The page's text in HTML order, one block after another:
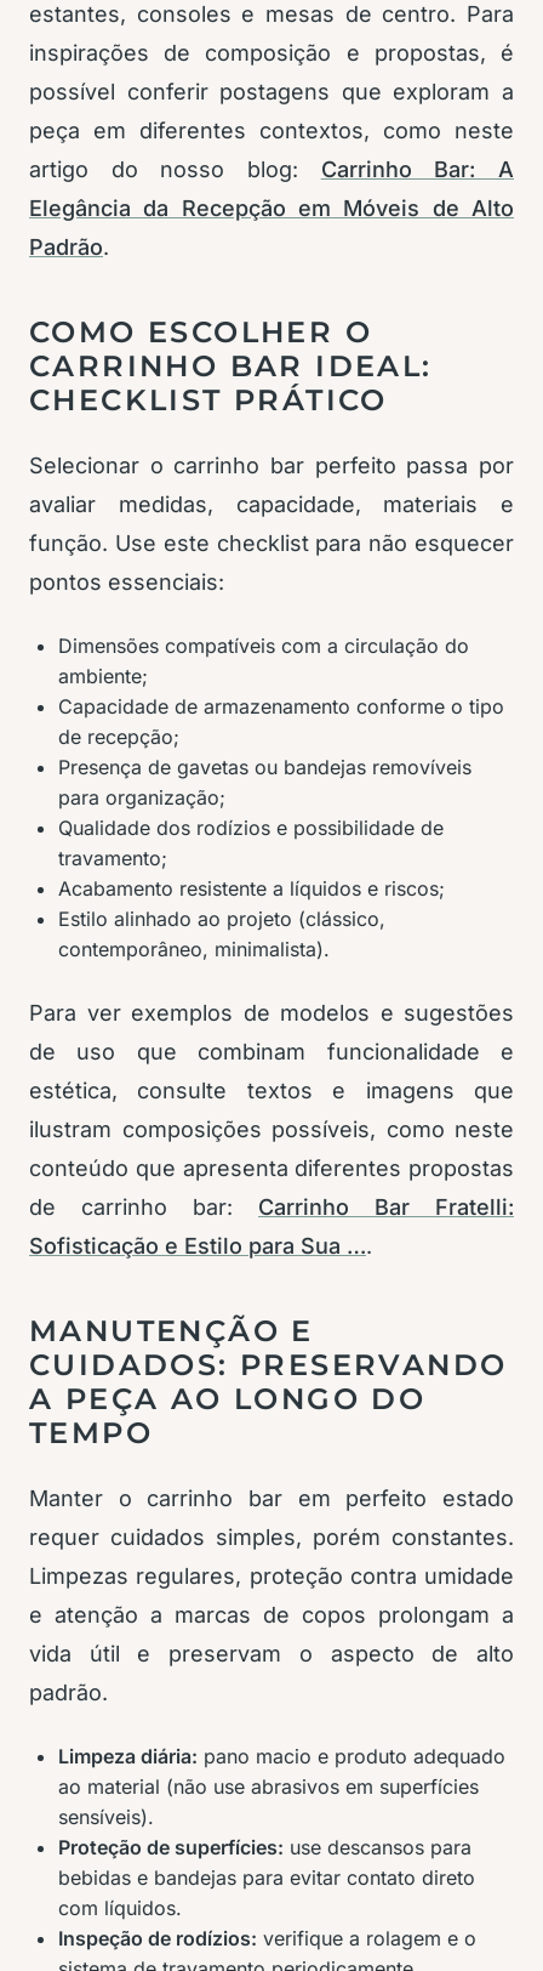
estantes, consoles e mesas de centro. Para
inspirações de composição e propostas, é
possível conferir postagens que exploram a
peça em diferentes contextos, como neste
artigo do nosso blog: Carrinho Bar: A
Elegância da Recepção em Móveis de Alto
Padrão.
COMO ESCOLHER O
CARRINHO BAR IDEAL:
CHECKLIST PRÁTICO
Selecionar o carrinho bar perfeito passa por
avaliar medidas, capacidade, materiais e
função. Use este checklist para não esquecer
pontos essenciais:
Dimensões compatíveis com a circulação do
ambiente;
Capacidade de armazenamento conforme o tipo
de recepção;
Presença de gavetas ou bandejas removíveis
para organização;
Qualidade dos rodízios e possibilidade de
travamento;
Acabamento resistente a líquidos e riscos;
Estilo alinhado ao projeto (clássico,
contemporâneo, minimalista).
Para ver exemplos de modelos e sugestões
de uso que combinam funcionalidade e
estética, consulte textos e imagens que
ilustram composições possíveis, como neste
conteúdo que apresenta diferentes propostas
de carrinho bar: Carrinho Bar Fratelli:
Sofisticação e Estilo para Sua ….
MANUTENÇÃO E
CUIDADOS: PRESERVANDO
A PEÇA AO LONGO DO
TEMPO
Manter o carrinho bar em perfeito estado
requer cuidados simples, porém constantes.
Limpezas regulares, proteção contra umidade
e atenção a marcas de copos prolongam a
vida útil e preservam o aspecto de alto
padrão.
Limpeza diária: pano macio e produto adequado
ao material (não use abrasivos em superfícies
sensíveis).
Proteção de superfícies: use descansos para
bebidas e bandejas para evitar contato direto
com líquidos.
Inspeção de rodízios: verifique a rolagem e o